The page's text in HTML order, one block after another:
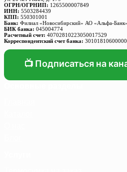
ОГРН/ОГРНИП: 1265500007849
ИНН: 5503284439
КПП: 550301001
Банк: Филиал «Новосибирский» АО «Альфа-Банк»
БИК банка: 045004774
Расчетный счет: 40702810223050017529
Корреспондентский счет банка:
📺 Подписаться на